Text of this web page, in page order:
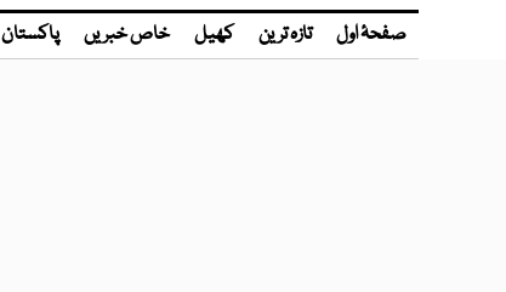
صفحۂ اول تازہ ترین کھیل خاص خبریں پاکستان